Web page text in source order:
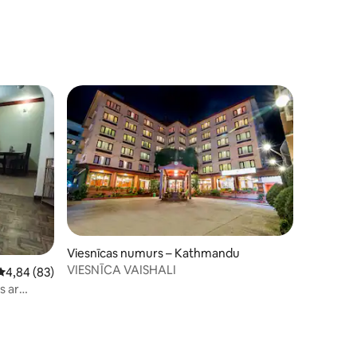
vērtējums: 4,84 no 5, atsauksmju skaits: 83
4,84 (83)
ar
Viesnīcas numurs – Kathmandu
VIESNĪCA VAISHALI